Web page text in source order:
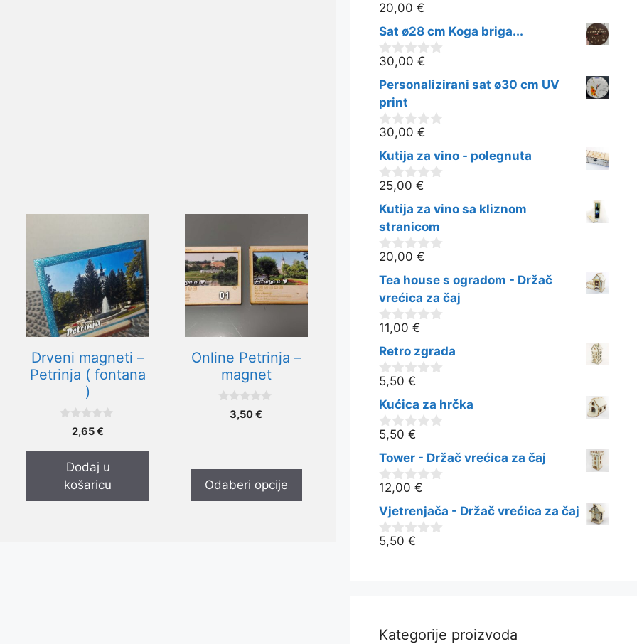
Drveni magneti –
Petrinja ( fontana
)
2,65€
Dodaj u
košaricu
Online Petrinja –
magnet
3,50€
Odaberi opcije
ima
više
varijanti.
Opcije
odabrati
stranici
proizvoda
0
o
d
5
20,00 €
Sat ø28 cm Koga briga...
0
o
d
5
30,00 €
Personalizirani sat ø30 cm UV
print
0
o
d
5
30,00 €
Kutija za vino - polegnuta
0
o
d
5
25,00 €
Kutija za vino sa kliznom
stranicom
0
o
d
5
20,00 €
Tea house s ogradom - Držač
vrećica za čaj
0
o
d
5
11,00 €
Retro zgrada
0
o
d
5
5,50 €
Kućica za hrčka
0
o
d
5
5,50 €
Tower - Držač vrećica za čaj
0
o
d
5
12,00 €
Vjetrenjača - Držač vrećica za čaj
0
5,50 €
Kategorije proizvoda